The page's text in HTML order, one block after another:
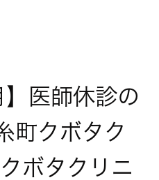
医師休診の
町クボタク
ボタクリニ